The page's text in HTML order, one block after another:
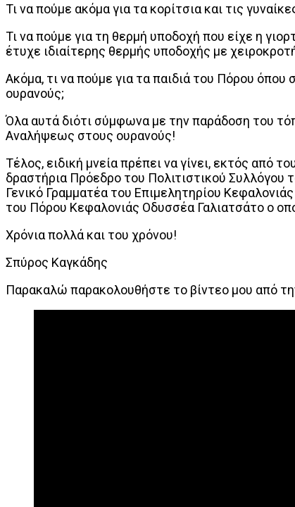
Τι να πούμε ακόμα για τα κορίτσια και τις
Τι να πούμε για τη θερμή υποδοχή που είχε η
έτυχε ιδιαίτερης θερμής υποδοχής με
Ακόμα, τι να πούμε για τα παιδιά του Πόρου
ουρανούς;
Όλα αυτά διότι σύμφωνα με την παράδοση του
Αναλήψεως στους ουρανούς!
Τέλος, ειδική μνεία πρέπει να γίνει, εκτός
δραστήρια Πρόεδρο του Πολιτιστικού
Γενικό Γραμματέα του Επιμελητηρίου
του Πόρου Κεφαλονιάς Οδυσσέα Γαλιατσάτο ο
Χρόνια πολλά και του χρόνου!
Σπύρος Καγκάδης
Παρακαλώ παρακολουθήστε το βίντεο μου από